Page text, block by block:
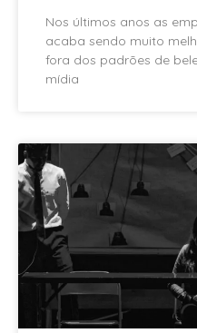
Nos últimos anos as
acaba sendo muito
fora dos padrões de
mídia